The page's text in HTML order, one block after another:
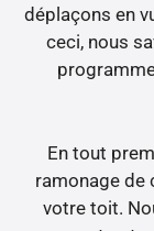
déplaçons en
ceci, nous
En tout
ramonage de
votre toit.